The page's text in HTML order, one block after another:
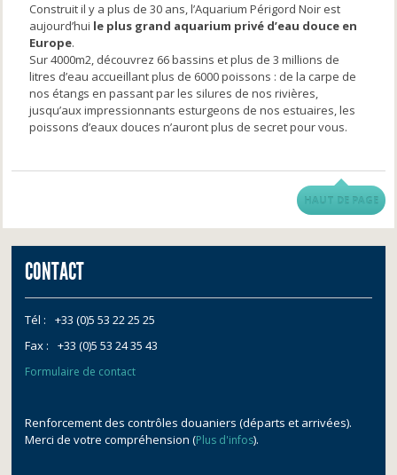
Construit il y a plus de 30 ans, l’Aquarium Périgord Noir est
aujourd’hui le plus grand aquarium privé d’eau douce en
Europe.
Sur 4000m2, découvrez 66 bassins et plus de 3 millions de
litres d’eau accueillant plus de 6000 poissons : de la carpe de
nos étangs en passant par les silures de nos rivières,
jusqu’aux impressionnants esturgeons de nos estuaires, les
poissons d’eaux douces n’auront plus de secret pour vous.
HAUT DE PAGE
CONTACT
Tél :
+33 (0)5 53 22 25 25
Fax :
+33 (0)5 53 24 35 43
Formulaire de contact
Renforcement des contrôles douaniers (départs et arrivées).
Merci de votre compréhension (Plus d'infos).